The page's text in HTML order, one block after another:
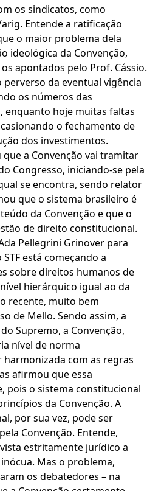
os sindicatos, como
Entende a ratificação
o maior problema dela
ideológica da Convenção,
apontados pelo Prof. Cássio.
da eventual vigência
os números das
enquanto hoje muitas faltas
o fechamento de
dos investimentos.
a Convenção vai tramitar
Congresso, iniciando-se pela
se encontra, sendo relator
que o sistema brasileiro é
da Convenção e que o
de direito constitucional.
Pellegrini Grinover para
está começando a
sobre direitos humanos de
hierárquico igual ao da
recente, muito bem
de Mello. Sendo assim, a
Supremo, a Convenção,
nível de norma
com as regras
afirmou que essa
pois o sistema constitucional
da Convenção. A
por sua vez, pode ser
Convenção. Entende,
estritamente jurídico a
Mas o problema,
os debatedores – na